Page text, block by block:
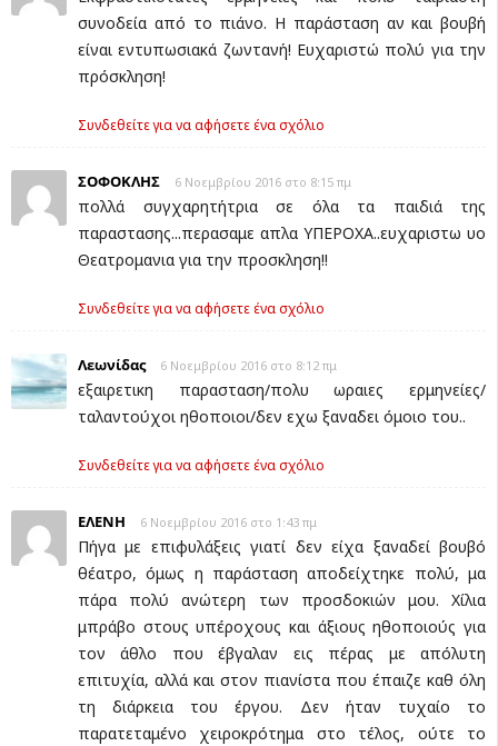
συνοδεία από το πιάνο. Η παράσταση αν και βουβή
είναι εντυπωσιακά ζωντανή! Ευχαριστώ πολύ για την
πρόσκληση!
Συνδεθείτε για να αφήσετε ένα σχόλιο
ΣΟΦΟΚΛΗΣ 6 Νοεμβρίου 2016 στο 8:15 πμ
πολλά συγχαρητήτρια σε όλα τα παιδιά της
παραστασης...περασαμε απλα ΥΠΕΡΟΧΑ..ευχαριστω υο
Θεατρομανια για την προσκληση!!
Συνδεθείτε για να αφήσετε ένα σχόλιο
Λεωνίδας 6 Νοεμβρίου 2016 στο 8:12 πμ
εξαιρετικη παρασταση/πολυ ωραιες ερμηνείες/
ταλαντούχοι ηθοποιοι/δεν εχω ξαναδει όμοιο του..
Συνδεθείτε για να αφήσετε ένα σχόλιο
ΕΛΕΝΗ 6 Νοεμβρίου 2016 στο 1:43 πμ
Πήγα με επιφυλάξεις γιατί δεν είχα ξαναδεί βουβό
θέατρο, όμως η παράσταση αποδείχτηκε πολύ, μα
πάρα πολύ ανώτερη των προσδοκιών μου. Χίλια
μπράβο στους υπέροχους και άξιους ηθοποιούς για
τον άθλο που έβγαλαν εις πέρας με απόλυτη
επιτυχία, αλλά και στον πιανίστα που έπαιζε καθ όλη
τη διάρκεια του έργου. Δεν ήταν τυχαίο το
παρατεταμένο χειροκρότημα στο τέλος, ούτε το